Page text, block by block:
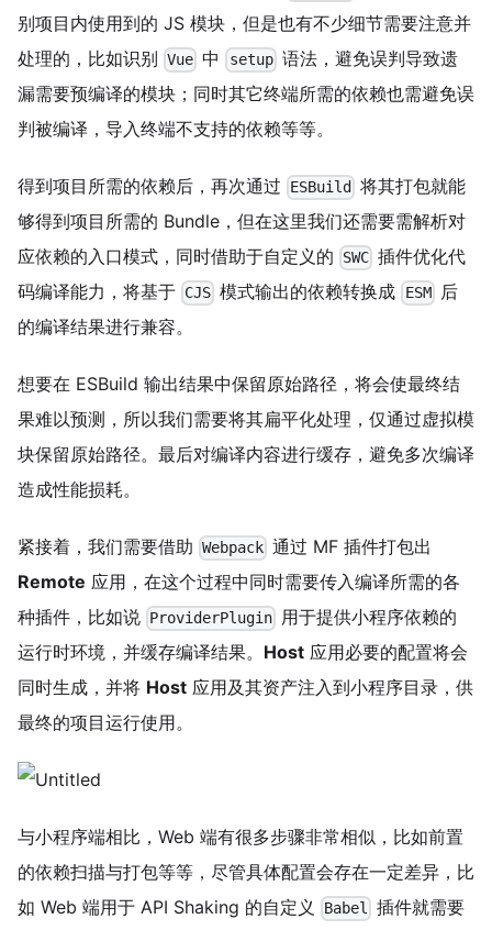
别项目内使用到的 JS 模块，但是也有不少细节需要注意并
处理的，比如识别 Vue 中 setup语法，避免误判导致遗
漏需要预编译的模块；同时其它终端所需的依赖也需避免误
判被编译，导入终端不支持的依赖等等。
得到项目所需的依赖后，再次通过 ESBuild
将其打包就能
够得到项目所需的 Bundle，但在这里我们还需要需解析对
应依赖的入口模式，同时借助于自定义的
SWC 插件优化代
码编译能力，将基于 CJS 模式输出的依赖转换成 ESM 后
的编译结果进行兼容。
想要在 ESBuild 输出结果中保留原始路径，将会使最终结
果难以预测，所以我们需要将其扁平化处理，仅通过虚拟模
块保留原始路径。最后对编译内容进行缓存，避免多次编译
造成性能损耗。
紧接着，我们需要借助 Webpack 通过 MF 插件打包出
Remote 应用，在这个过程中同时需要传入编译所需的各
种插件，比如说
ProviderPlugin 用于提供小程序依赖的
运行时环境，并缓存编译结果。 Host 应用必要的配置将会
同时生成，并将 Host 应用及其资产注入到小程序目录，供
最终的项目运行使用。
与小程序端相比，Web 端有很多步骤非常相似，比如前置
的依赖扫描与打包等等，尽管具体配置会存在一定差异，比
如 Web 端用于 API Shaking 的自定义
Babel 插件就需要